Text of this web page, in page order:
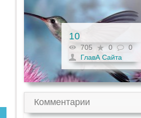
10
705 0
0
ГлавА Сайта